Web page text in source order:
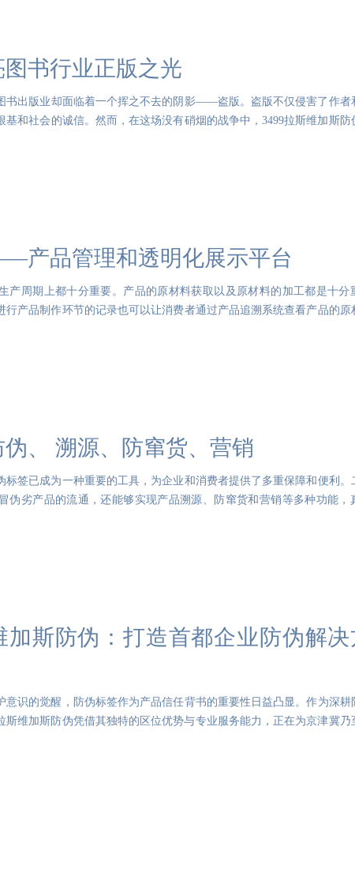
书行业正版之光
书出版业却面临着一个挥之不去的阴影——盗版。盗版不仅侵害了作者
基和社会的诚信。然而，在这场没有硝烟的战争中，3499拉斯维加斯防
产品管理和透明化展示平台
产周期上都十分重要。产品的原材料获取以及原材料的加工都是十分
行产品制作环节的记录也可以让消费者通过产品追溯系统查看产品的原
、 溯源、防窜货、营销
标签已成为一种重要的工具，为企业和消费者提供了多重保障和便利。
伪劣产品的流通，还能够实现产品溯源、防窜货和营销等多种功能，
加斯防伪：打造首都企业防伪解决
意识的觉醒，防伪标签作为产品信任背书的重要性日益凸显。作为深耕
斯维加斯防伪凭借其独特的区位优势与专业服务能力，正在为京津冀乃